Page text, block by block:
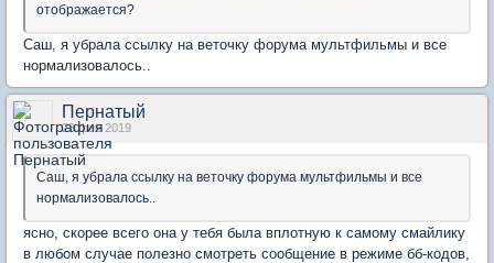
отображается?
Саш, я убрала ссылку на веточку форума мультфильмы и все
нормализовалось..
Пернатый
23 фев 2019
Саш, я убрала ссылку на веточку форума мультфильмы и все
нормализовалось..
ясно, скорее всего она у тебя была вплотную к самому смайлику
в любом случае полезно смотреть сообщение в режиме бб-кодов,